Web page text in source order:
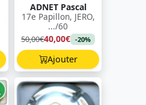
ADNET Pascal
17e Papillon, JERO,
.../60
50,00€40,00€ -20%
Ajouter